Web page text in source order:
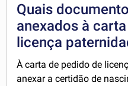
Quais
anexados à
licença
À carta de pedido de
anexar a certidão de